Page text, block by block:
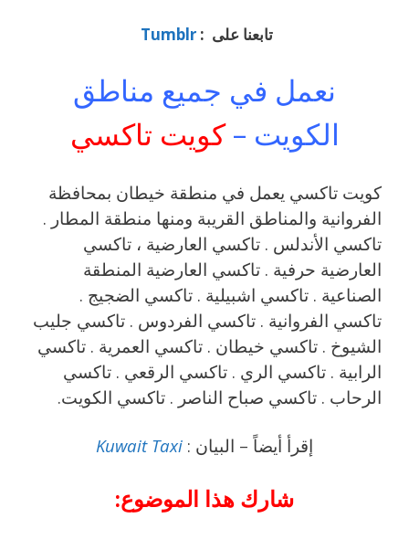
تابعنا على :Tumblr
نعمل في جميع مناطق
الكويت –كويت تاكسي
كويت تاكسي يعمل في منطقة خيطان بمحافظة
الفروانية والمناطق القريبة ‎ومنها منطقة المطار .
تاكسي الأندلس . تاكسي العارضية ، تاكسي
العارضية حرفية . تاكسي العارضية المنطقة
الصناعية . تاكسي اشبيلية . تاكسي الضجيج .
تاكسي الفروانية . تاكسي الفردوس . تاكسي جليب
الشيوخ . تاكسي خيطان . تاكسي العمرية . تاكسي
الرابية . تاكسي الري . تاكسي الرقعي . تاكسي
الرحاب . تاكسي صباح الناصر . تاكسي الكويت.
إقرأ أيضاً – البيان : Kuwait Taxi
شارك هذا الموضوع: